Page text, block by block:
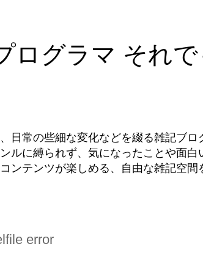
ログラマ それ
日常の些細な変化などを綴る雑記ブ
ルに縛られず、気になったことや面
ンテンツが楽しめる、自由な雑記空間
error